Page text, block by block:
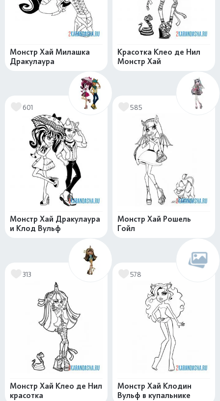
Монстр Хай Милашка
Дракулаура
Красотка Клео де Нил
Монстр Хай
601
Монстр Хай Дракулаура
и Клод Вульф
585
Монстр Хай Рошель
Гойл
313
Монстр Хай Клео де Нил
красотка
578
Монстр Хай Клодин
Вульф в купальнике